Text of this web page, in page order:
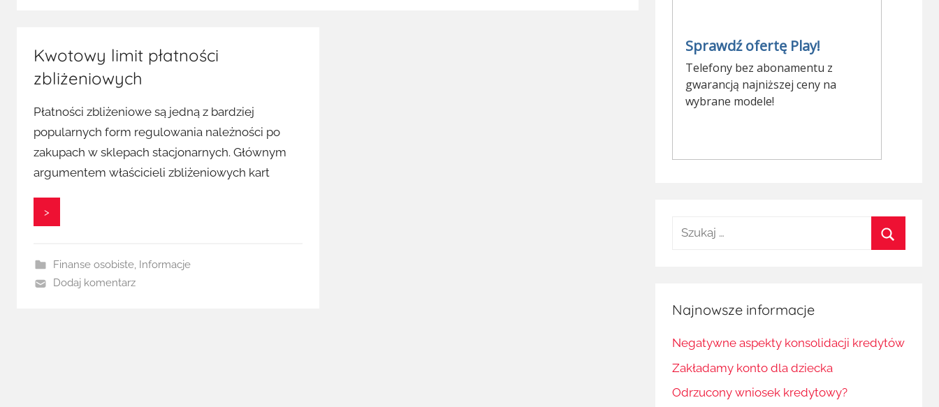
Kwotowy limit płatności
zbliżeniowych
Płatności zbliżeniowe są jedną z bardziej
popularnych form regulowania należności po
zakupach w sklepach stacjonarnych. Głównym
argumentem właścicieli zbliżeniowych kart
>
Finanse osobiste, Informacje
Dodaj komentarz
Szukaj:
Najnowsze informacje
Negatywne aspekty konsolidacji kredytów
Zakładamy konto dla dziecka
Odrzucony wniosek kredytowy?